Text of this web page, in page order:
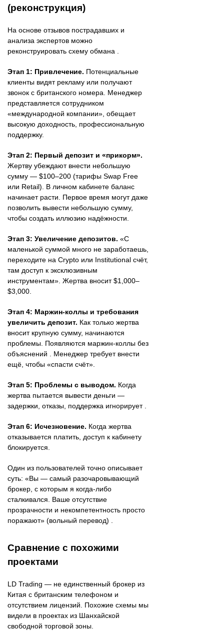
(реконструкция)
На основе отзывов пострадавших и
анализа экспертов можно
реконструировать схему обмана .
Этап 1: Привлечение. Потенциальные
клиенты видят рекламу или получают
звонок с британского номера. Менеджер
представляется сотрудником
«международной компании», обещает
высокую доходность, профессиональную
поддержку.
Этап 2: Первый депозит и «прикорм».
Жертву убеждают внести небольшую
сумму — $100–200 (тарифы Swap Free
или Retail). В личном кабинете баланс
начинает расти. Первое время могут даже
позволить вывести небольшую сумму,
чтобы создать иллюзию надёжности.
Этап 3: Увеличение депозитов. «С
маленькой суммой много не заработаешь,
переходите на Crypto или Institutional счёт,
там доступ к эксклюзивным
инструментам». Жертва вносит $1,000–
$3,000.
Этап 4: Маржин-коллы и требования
увеличить депозит. Как только жертва
вносит крупную сумму, начинаются
проблемы. Появляются маржин-коллы без
объяснений . Менеджер требует внести
ещё, чтобы «спасти счёт».
Этап 5: Проблемы с выводом. Когда
жертва пытается вывести деньги —
задержки, отказы, поддержка игнорирует .
Этап 6: Исчезновение. Когда жертва
отказывается платить, доступ к кабинету
блокируется.
Один из пользователей точно описывает
суть: «Вы — самый разочаровывающий
брокер, с которым я когда-либо
сталкивался. Ваше отсутствие
прозрачности и некомпетентность просто
поражают» (вольный перевод) .
Сравнение с похожими
проектами
LD Trading — не единственный брокер из
Китая с британским телефоном и
отсутствием лицензий. Похожие схемы мы
видели в проектах из Шанхайской
свободной торговой зоны.